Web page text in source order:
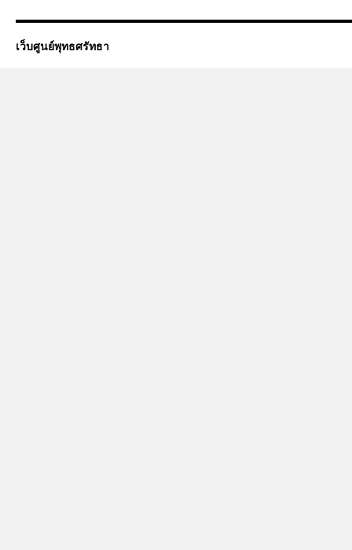
เว็บศูนย์พุทธศรัทธา